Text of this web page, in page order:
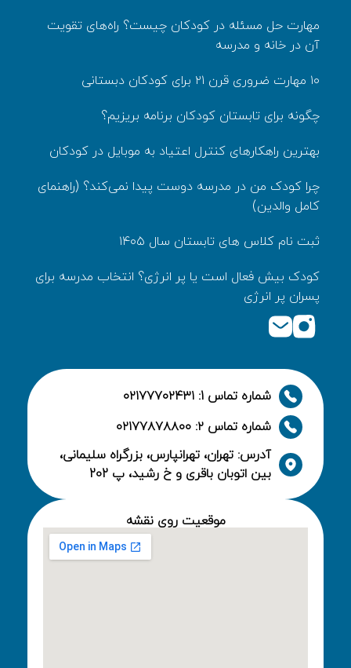
مهارت حل مسئله در کودکان چیست؟ راه‌های تقویت
آن در خانه و مدرسه
۱۰ مهارت ضروری قرن ۲۱ برای کودکان دبستانی
چگونه برای تابستان کودکان برنامه بریزیم؟
بهترین راهکارهای کنترل اعتیاد به موبایل در کودکان
چرا کودک من در مدرسه دوست پیدا نمی‌کند؟ (راهنمای
کامل والدین)
ثبت نام کلاس های تابستان سال ۱۴۰۵
کودک بیش‌ فعال است یا پر انرژی؟ انتخاب مدرسه برای
پسران پر انرژی
شماره تماس 1: ۰۲۱۷۷۷۰۲۴۳۱
شماره تماس ۲: ۰۲۱۷۷۸۷۸۸۰۰
آدرس: تهران، تهرانپارس، بزرگراه سلیمانی،
بین اتوبان باقری و خ رشید، پ 202
موقعیت روی نقشه